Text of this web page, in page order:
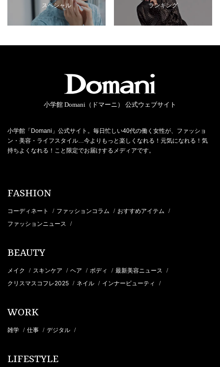
スペシャル ランキング
小学館 Domani（ドマーニ） 公式ウェブサイト
小学館「Domani」公式サイト。毎日忙しい40代の働く女性が、ファッショ
ン・美容・ライフスタイル…今よりもっと楽しくなれる！元気になれる！気
持ちよくなれる！こと限定でお届けするメディアです。
FASHION
コーディネート / ファッションコラム / おすすめアイテム /
ファッションニュース /
BEAUTY
メイク / スキンケア / ヘア / ボディ / 最新美容ニュース /
クリスマスコフレ2025 / ネイル / インナービューティ /
WORK
雑学 / 仕事 / デジタル /
LIFESTYLE